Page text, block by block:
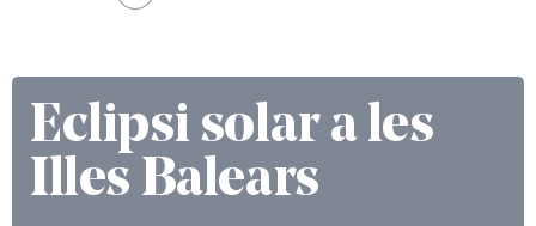
Eclipsi solar a les
Illes Balears